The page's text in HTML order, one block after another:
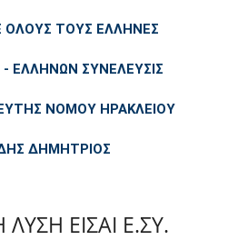
ΤΟΥΣ ΕΛΛΗΝΕΣ
ΕΛΛΗΝΩΝ ΣΥΝΕΛΕΥΣΙΣ
ΝΟΜΟΥ ΗΡΑΚΛΕΙΟΥ
ΔΗΜΗΤΡΙΟΣ
ΕΙΣΑΙ Ε.ΣΥ.